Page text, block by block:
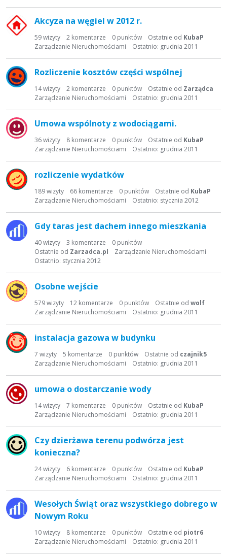
u
s
y
a
Akcyza na węgiel w 2012 r.
59wizyty 2 komentarze 0 punktów Ostatnie od KubaP
Ostatnio: grudnia 2011
Zarządzanie Nieruchomościami
Rozliczenie kosztów części wspólnej
14wizyty 2 komentarze 0 punktów Ostatnie od Zarządca
Ostatnio: grudnia 2011
Zarządzanie Nieruchomościami
Umowa wspólnoty z wodociągami.
36wizyty 8 komentarze 0 punktów Ostatnie od KubaP
Ostatnio: grudnia 2011
Zarządzanie Nieruchomościami
rozliczenie wydatków
189wizyty 66 komentarze 0 punktów Ostatnie od KubaP
Ostatnio: stycznia 2012
Zarządzanie Nieruchomościami
Gdy taras jest dachem innego mieszkania
40wizyty 3 komentarze 0 punktów
Ostatnie od Zarzadca.pl
Ostatnio: stycznia 2012
Zarządzanie Nieruchomościami
Osobne wejście
579wizyty 12 komentarze 0 punktów Ostatnie od wolf
Ostatnio: grudnia 2011
Zarządzanie Nieruchomościami
instalacja gazowa w budynku
7 wizyty 5 komentarze 0 punktów Ostatnie od czajnik5
Ostatnio: grudnia 2011
Zarządzanie Nieruchomościami
umowa o dostarczanie wody
14wizyty 7 komentarze 0 punktów Ostatnie od KubaP
Ostatnio: grudnia 2011
Zarządzanie Nieruchomościami
Czy dzierżawa terenu podwórza jest
konieczna?
24wizyty 6 komentarze 0 punktów Ostatnie od KubaP
Ostatnio: grudnia 2011
Zarządzanie Nieruchomościami
Wesołych Świąt oraz wszystkiego dobrego w
Nowym Roku
10wizyty 8 komentarze 0 punktów Ostatnie od piotr6
Ostatnio: grudnia 2011
Zarządzanie Nieruchomościami